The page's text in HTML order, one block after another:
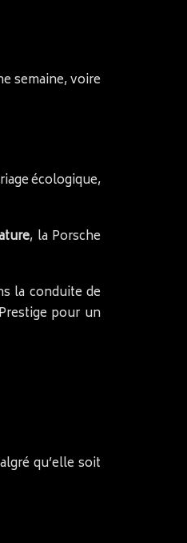
semaine, voire
écologique,
, la Porsche
la conduite de
pour un
qu’elle soit